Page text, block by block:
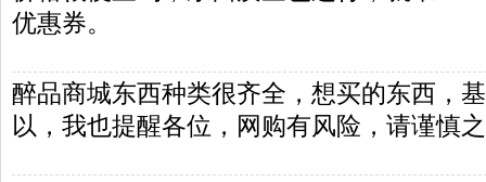
优惠券。
醉品商城东西种类很齐全，想买的东西，
以，我也提醒各位，网购有风险，请谨慎